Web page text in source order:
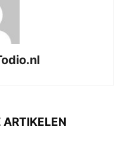
ARTIKELEN